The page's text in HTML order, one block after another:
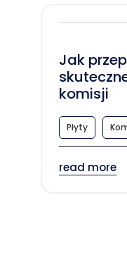
Jak
komisji
Płyty
read more